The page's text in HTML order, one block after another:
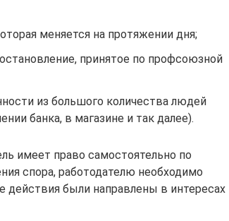
меняется на протяжении дня;
принятое по профсоюзной
из большого количества людей
банка, в магазине и так далее).
имеет право самостоятельно по
спора, работодателю необходимо
действия были направлены в интересах